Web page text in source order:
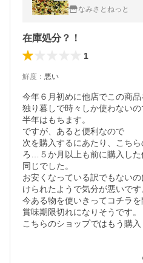
なみさとねっと
在庫処分？！
1
鮮度 ： 悪い
今年６月初めに他店でこの商品
独り暮しで時々しか使わないの
半年はもちます。
ですが、あると便利なので
次を購入するにあたり、こち
ろ…５か月以上も前に購入した
同じでした。
お安くなっている訳でもない
けられたようで気分が悪いです
今ある物を使いきってコチラ
賞味期限切れになりそうです。
こちらのショップではもう購入